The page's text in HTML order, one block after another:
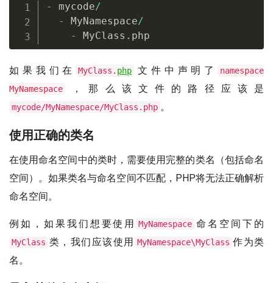
- mycode/
-
MyNamespace/
-
MyClass . php
如果我们在 MyClass. php 文件中声明了
namespace
MyNamespace
，那么该文件的路径应该是
mycode/MyNamespace/MyClass.php 。
使用正确的类名
在使用命名空间中的类时，需要使用完整的类名（包括命名
空间）。如果类名与命名空间不匹配，PHP将无法正确解析
命名空间。
例如，如果我们想要使用 MyNamespace 命名空间下的
MyClass 类，我们应该使用 MyNamespace\MyClass 作为类
名。